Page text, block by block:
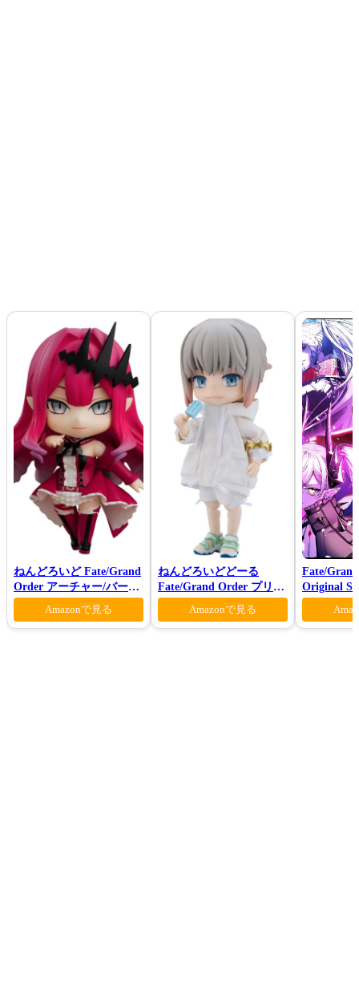
ねんどろいど Fate/Grand
Order アーチャー/バーヴ
ァン シー
Amazonで見る
ねんどろいどどーる
Fate/Grand Order プリテ
ンダー/オベロン 爽やかサ
マー・プリンスVer.
Amazonで見る
Fate/
Original